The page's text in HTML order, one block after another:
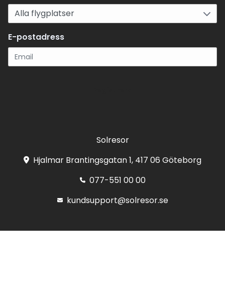
E-postadress
Solresor
Hjalmar Brantingsgatan 1, 417 06 Göteborg
077-551 00 00
kundsupport@solresor.se